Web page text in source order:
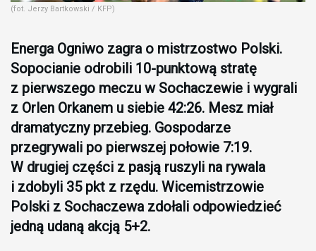
(fot. Jerzy Bartkowski / KFP)
Energa Ogniwo zagra o mistrzostwo Polski.
Sopocianie odrobili 10-punktową stratę
z pierwszego meczu w Sochaczewie i wygrali
z Orlen Orkanem u siebie 42:26. Mesz miał
dramatyczny przebieg. Gospodarze
przegrywali po pierwszej połowie 7:19.
W drugiej części z pasją ruszyli na rywala
i zdobyli 35 pkt z rzędu. Wicemistrzowie
Polski z Sochaczewa zdołali odpowiedzieć
jedną udaną akcją 5+2.